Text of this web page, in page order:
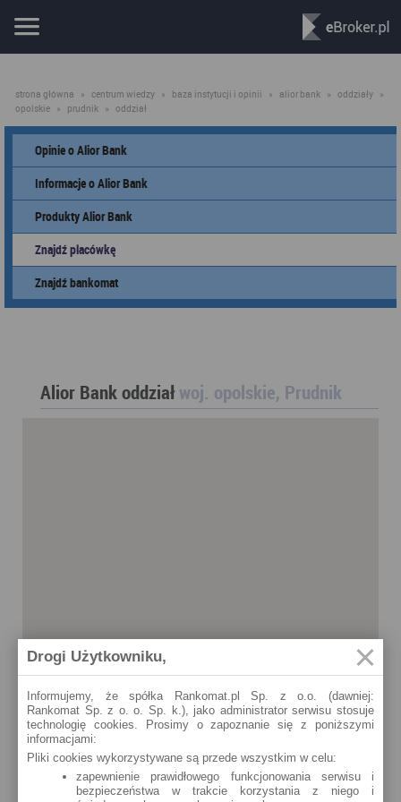
strona główna » centrum wiedzy » baza instytucji i opinii » alior bank » oddziały »
opolskie » prudnik » oddział
Opinie o Alior Bank
Informacje o Alior Bank
Produkty Alior Bank
Znajdź placówkę
Znajdź bankomat
Alior Bank oddziałwoj. opolskie, Prudnik
Drogi Użytkowniku,
Informujemy, że spółka Rankomat.pl Sp. z o.o. (dawniej:
Rankomat Sp. z o. o. Sp. k.), jako administrator serwisu stosuje
technologię cookies. Prosimy o zapoznanie się z poniższymi
informacjami:
Pliki cookies wykorzystywane są przede wszystkim w celu:
zapewnienie prawidłowego funkcjonowania serwisu i
bezpieczeństwa w trakcie korzystania z niego i